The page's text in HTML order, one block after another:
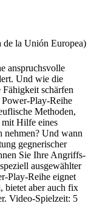
la Unión Europea)
anspruchsvolle
Und wie die
Fähigkeit schärfen
Play-Reihe
Methoden,
mit Hilfe eines
nehmen? Und wann
gegnerischer
Sie Ihre Angriffs-
ausgewählter
Play-Reihe eignet
bietet aber auch fix
Video-Spielzeit: 5